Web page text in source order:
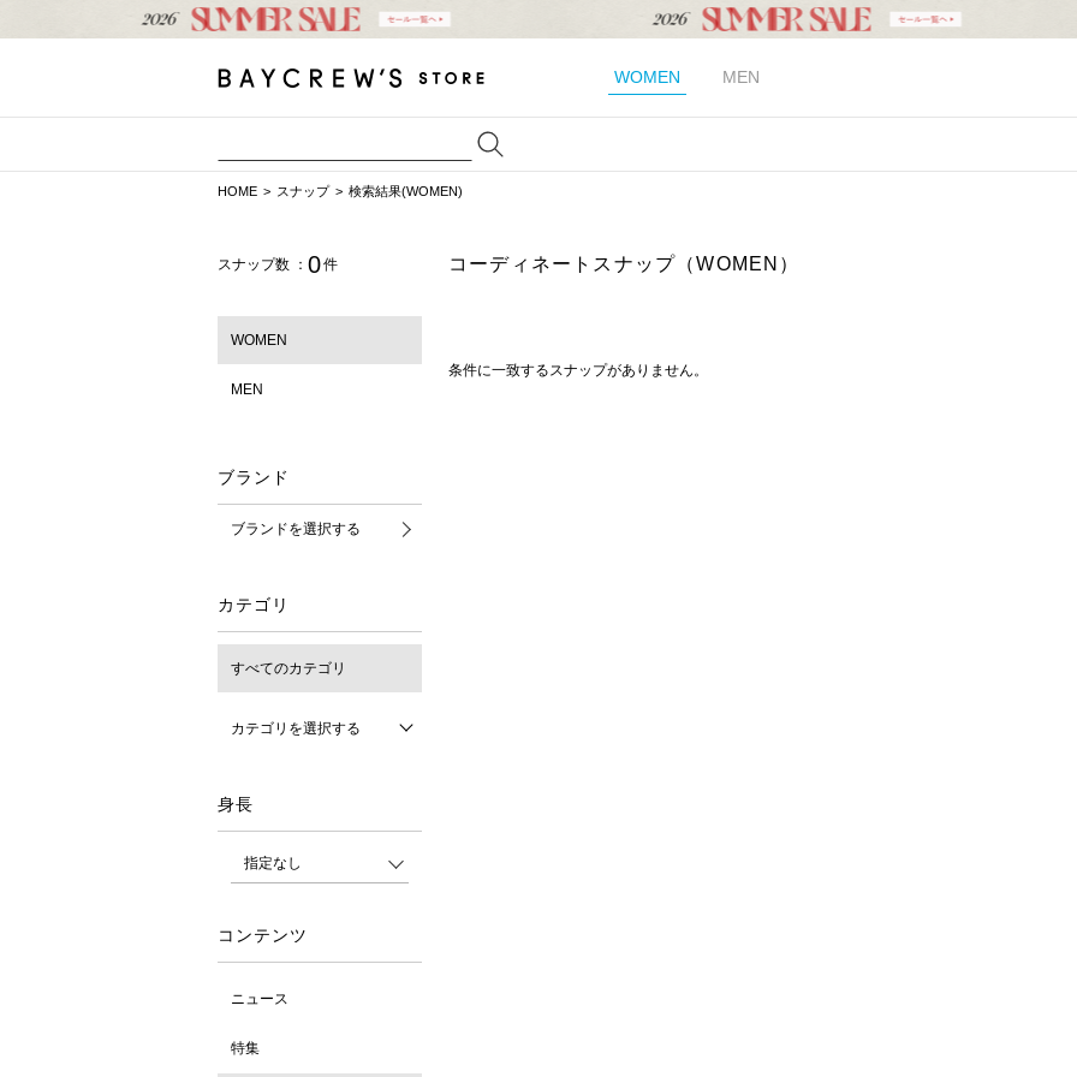
WOMEN MEN
HOME スナップ 検索結果(WOMEN)
スナップ数 ： 0件
WOMEN
MEN
ブランド
ブランドを選択する
カテゴリ
すべてのカテゴリ
カテゴリを選択する
身長
コンテンツ
ニュース
特集
コーディネートスナップ（WOMEN）
条件に一致するスナップがありません。